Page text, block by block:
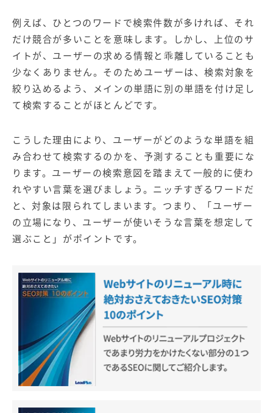
例えば、ひとつのワードで検索件数が多ければ、それ
だけ競合が多いことを意味します。しかし、上位のサ
イトが、ユーザーの求める情報と乖離していることも
少なくありません。そのためユーザーは、検索対象を
絞り込めるよう、メインの単語に別の単語を付け足し
て検索することがほとんどです。
こうした理由により、ユーザーがどのような単語を組
み合わせて検索するのかを、予測することも重要にな
ります。ユーザーの検索意図を踏まえて一般的に使わ
れやすい言葉を選びましょう。ニッチすぎるワードだ
と、対象は限られてしまいます。つまり、「ユーザー
の立場になり、ユーザーが使いそうな言葉を想定して
選ぶこと」がポイントです。